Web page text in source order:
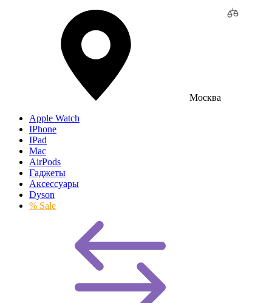
Москва
Apple Watch
IPhone
IPad
Mac
AirPods
Гаджеты
Аксессуары
Dyson
% Sale